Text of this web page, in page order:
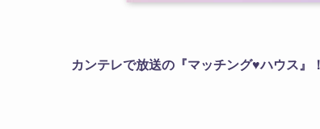
カンテレで放送の『マッチング♥ハウス』！